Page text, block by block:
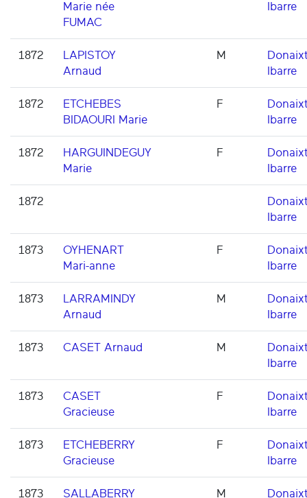
Marie née
FUMAC
Ibarre
1872
LAPISTOY
Arnaud
M
Ibarre
1872
ETCHEBES
BIDAOURI Marie
F
Ibarre
1872
HARGUINDEGUY
Marie
F
Ibarre
1872
Ibarre
1873
OYHENART
Mari-anne
F
Ibarre
1873
LARRAMINDY
Arnaud
M
Ibarre
1873 CASET Arnaud M
Ibarre
1873
CASET
Gracieuse
F
Ibarre
1873
ETCHEBERRY
Gracieuse
F
Ibarre
1873 SALLABERRY M